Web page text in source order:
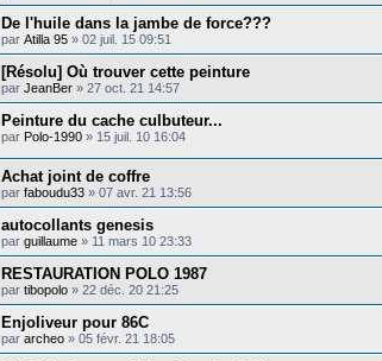
De l'huile dans la jambe de force???
par Atilla 95 » 02 juil. 15 09:51
[Résolu] Où trouver cette peinture
par JeanBer » 27 oct. 21 14:57
Peinture du cache culbuteur...
par Polo-1990 » 15 juil. 10 16:04
Achat joint de coffre
par faboudu33 » 07 avr. 21 13:56
autocollants genesis
par guillaume » 11 mars 10 23:33
RESTAURATION POLO 1987
par tibopolo » 22 déc. 20 21:25
Enjoliveur pour 86C
par archeo » 05 févr. 21 18:05